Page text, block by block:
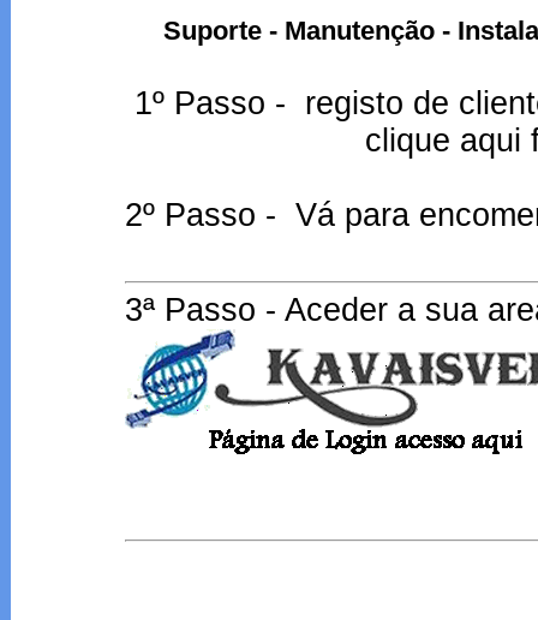
Suporte - Manutenção -
1º Passo - registo de
clique
2º Passo - Vá para
3ª Passo - Aceder a sua